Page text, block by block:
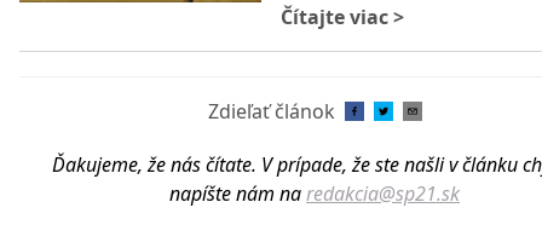
Čítajte viac>
Zdieľať článok
Ďakujeme, že nás čítate. V prípade, že ste našli v článku
napíšte nám naredakcia@sp21.sk